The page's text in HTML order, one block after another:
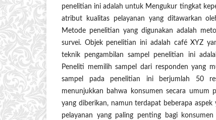
penelitian ini adalah untuk Mengukur tingkat
atribut kualitas pelayanan yang ditawarkan
Metode penelitian yang digunakan adalah
survei. Objek penelitian ini adalah café XYZ
teknik pengambilan sampel penelitian ini
Peneliti memilih sampel dari responden yang
sampel pada penelitian ini berjumlah 50
menunjukkan bahwa konsumen secara umum
yang diberikan, namun terdapat beberapa
pelayanan yang paling penting bagi